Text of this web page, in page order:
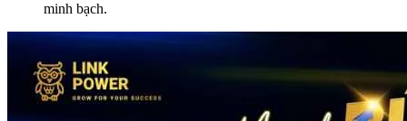
minh bạch.